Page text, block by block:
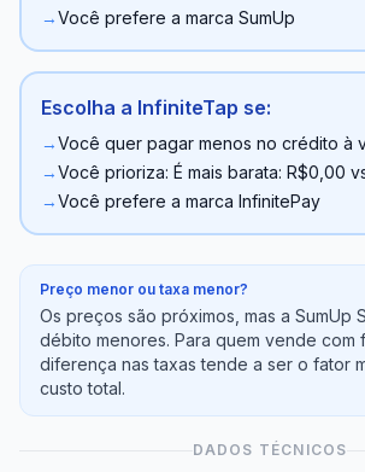
→Você prefere a marca SumUp
Escolha a InfiniteTap se:
→Você quer pagar menos no crédito à
→Você prioriza: É mais barata: R$0,00
→Você prefere a marca InfinitePay
Preço menor ou taxa menor?
Os preços são próximos, mas a SumUp
débito menores. Para quem vende com
diferença nas taxas tende a ser o fator
custo total.
DADOS TÉCNICOS